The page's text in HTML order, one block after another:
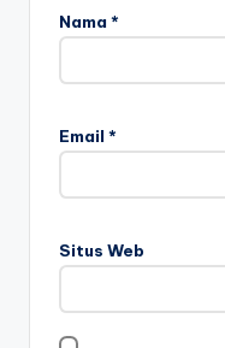
Nama *
Email *
Situs Web